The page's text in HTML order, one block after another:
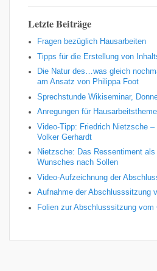
Letzte Beiträge
Fragen bezüglich Hausarbeiten
Tipps für die Erstellung von
Die Natur des…was gleich
am Ansatz von Philippa Foot
Sprechstunde Wikiseminar,
Anregungen für
Video-Tipp: Friedrich Nietzsche
Volker Gerhardt
Nietzsche: Das Ressentiment
Wunsches nach Sollen
Video-Aufzeichnung der
Aufnahme der Abschlusssitzung
Folien zur Abschlusssitzung vom